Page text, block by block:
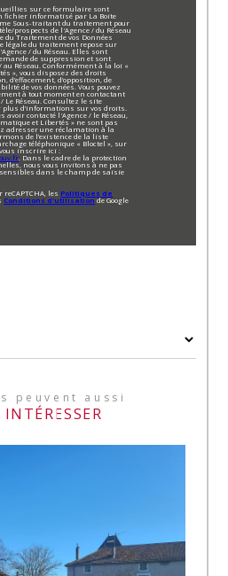
sur ce formulaire sont
fichier informatisé par La Boite
Sous-traitant du traitement pour
prospects de l'Agence / du Réseau
du Traitement de vos Données
légale du traitement repose sur
/ du Réseau. Elles sont
de suppression et sont
au Réseau. Conformément à la loi «
», vous disposez des droits
d’effacement, d’opposition, de
de vos données. Vous pouvez
à tout moment en contactant
Le Réseau. Consultez le site
plus d’informations sur vos droits.
avoir contacté l'Agence / le Réseau,
et Libertés » ne sont pas
adresser une réclamation à la
de l’existence de la liste
téléphonique « Bloctel », sur
inscrire ici :
. Dans le cadre de la protection
nous vous invitons à ne pas
dans le champ de saisie
reCAPTCHA, lesPolitiques de
Conditions d'utilisationde Google
peuvent aussi